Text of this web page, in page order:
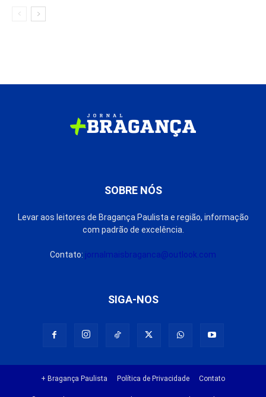
SOBRE NÓS
Levar aos leitores de Bragança Paulista e região, informação
com padrão de excelência.
Contato: jornalmaisbraganca@outlook.com
SIGA-NOS
+ Bragança Paulista Política de Privacidade Contato